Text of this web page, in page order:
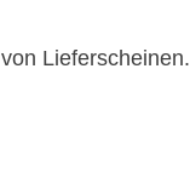
Lieferscheinen.